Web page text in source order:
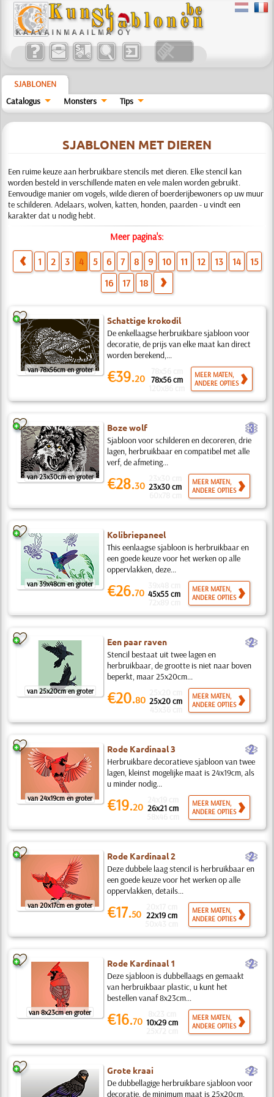
SJABLONEN
Catalogus
Monsters Tips
SJABLONEN MET DIEREN
Een ruime keuze aan herbruikbare stencils met dieren. Elke stencil kan
worden besteld in verschillende maten en vele malen worden gebruikt.
Eenvoudige manier om vogels, wilde dieren of boerderijbewoners op uw muur
te schilderen. Adelaars, wolven, katten, honden, paarden - u vindt een
karakter dat u nodig hebt.
Meer pagina's:
1 2 3 4 5 6 7 8 9 10 11 12 13 14
15
16
17 18
van 78x56cm en groter
Schattige krokodil
De enkellaagse herbruikbare sjabloon voor
decoratie, de prijs van elke maat kan direct
worden berekend,...
€39.20 78x56 cm
MEER MATEN,
ANDERE OPTIES
van 23x30cm en groter
Boze wolf c
Sjabloon voor schilderen en decoreren, drie
lagen, herbruikbaar en compatibel met alle
verf, de afmeting...
€28.30 23x30 cm
MEER MATEN,
ANDERE OPTIES
van 39x48cm en groter
Kolibriepaneel
This eenlaagse sjabloon is herbruikbaar en
een goede keuze voor het werken op alle
oppervlakken, deze...
€26.70 45x55 cm
MEER MATEN,
ANDERE OPTIES
van 25x20cm en groter
Een paar raven b
Stencil bestaat uit twee lagen en
herbruikbaar, de grootte is niet naar boven
beperkt, maar 25x20cm...
€20.80 25x20 cm
MEER MATEN,
ANDERE OPTIES
van 24x19cm en groter
Rode Kardinaal 3 b
Herbruikbare decoratieve sjabloon van twee
lagen, kleinst mogelijke maat is 24x19cm, als
u minder nodig...
€19.20 26x21 cm
MEER MATEN,
ANDERE OPTIES
van 20x17cm en groter
Rode Kardinaal 2 b
Deze dubbele laag stencil is herbruikbaar en
een goede keuze voor het werken op alle
oppervlakken, details...
€17.50 22x19 cm
MEER MATEN,
ANDERE OPTIES
van 8x23cm en groter
Rode Kardinaal 1 b
Deze sjabloon is dubbellaags en gemaakt
van herbruikbaar plastic, u kunt het
bestellen vanaf 8x23cm...
€16.70 10x29 cm
MEER MATEN,
ANDERE OPTIES
Grote kraai b
De dubbellagige herbruikbare sjabloon voor
decoratie, de minimum maat is 25x20cm,